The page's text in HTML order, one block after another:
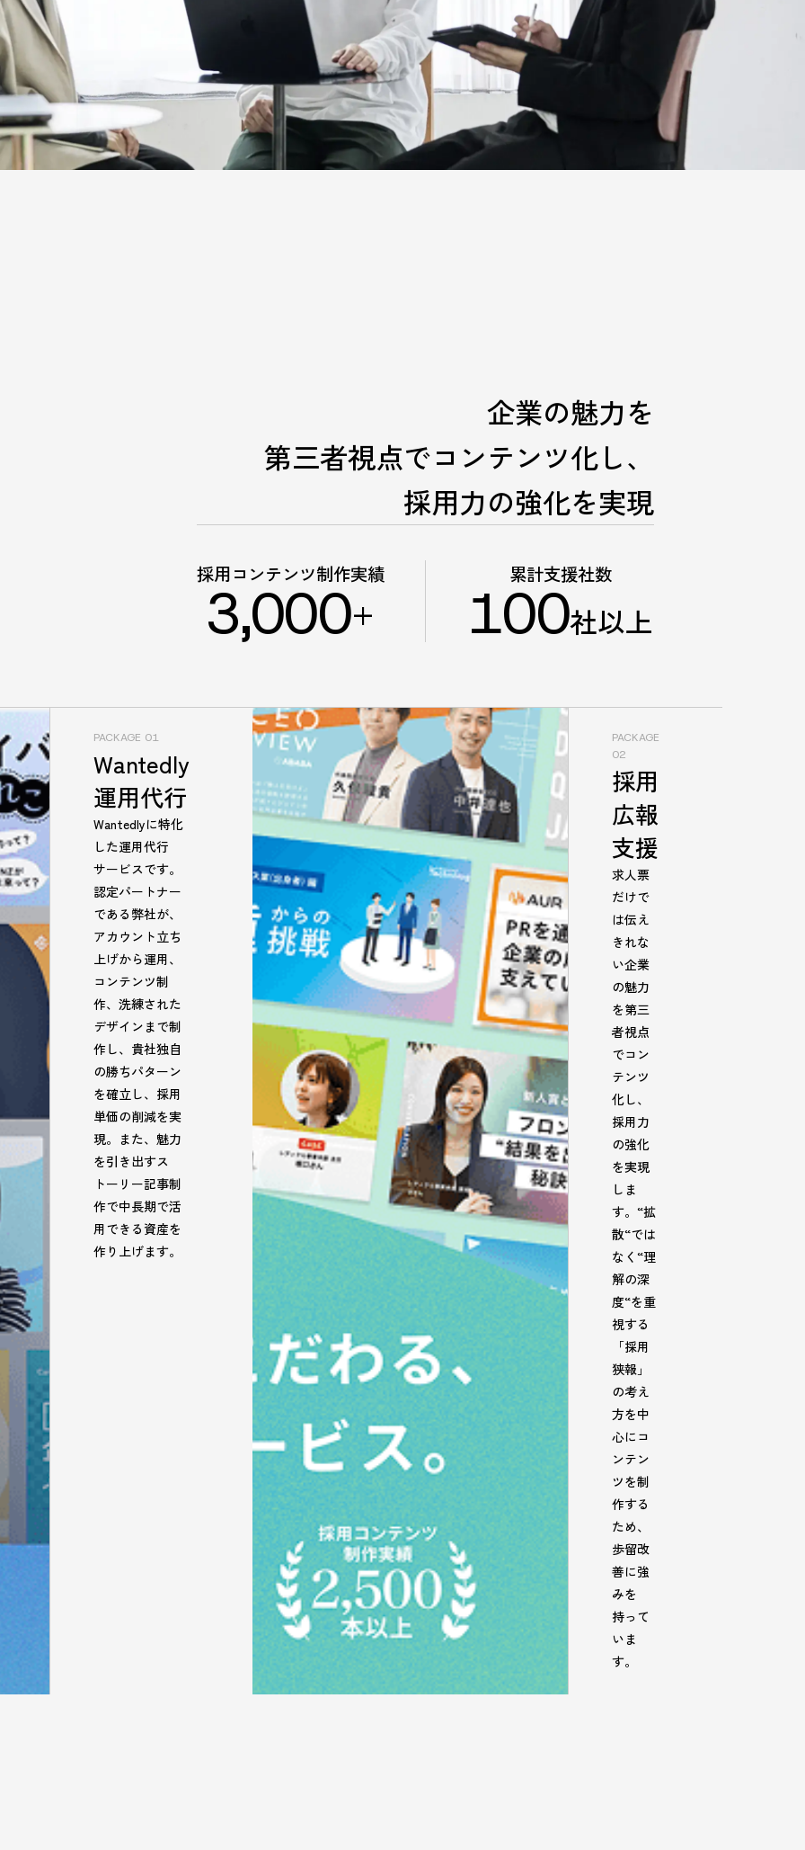
企業の魅力を
第三者視点でコンテンツ化し、
採用力の強化を実現
採用コンテンツ制作実績
3,000+
累計支援社数
100社以上
PACKAGE 01
Wantedly
運用代行
Wantedlyに特化
した運用代行
サービスです。
認定パートナー
である弊社が、
アカウント立ち
上げから運用、
コンテンツ制
作、洗練された
デザインまで制
作し、貴社独自
の勝ちパターン
を確立し、採用
単価の削減を実
現。また、魅力
を引き出すス
トーリー記事制
作で中長期で活
用できる資産を
作り上げます。
PACKAGE
02
採用
広報
支援
求人票
だけで
は伝え
きれな
い企業
の魅力
を第三
者視点
でコン
テンツ
化し、
採用力
の強化
を実現
しま
す。“拡
散“では
なく“理
解の深
度“を重
視する
「採用
狭報」
の考え
方を中
心にコ
ンテン
ツを制
作する
ため、
歩留改
善に強
みを
持って
いま
す。